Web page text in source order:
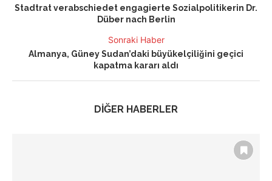
Stadtrat verabschiedet engagierte Sozialpolitikerin Dr.
Düber nach Berlin
Sonraki Haber
Almanya, Güney Sudan’daki büyükelçiliğini geçici
kapatma kararı aldı
DİĞER HABERLER